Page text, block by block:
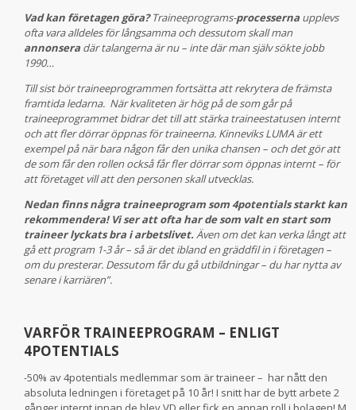
Vad kan företagen göra?Traineeprograms-processerna upplevs
ofta vara alldeles för långsamma och dessutom skall man
annonsera där talangerna är nu – inte där man själv sökte jobb
1990…
Till sist bör traineeprogrammen fortsätta att rekrytera de främsta
framtida ledarna. När kvaliteten är hög på de som går på
traineeprogrammet bidrar det till att stärka traineestatusen internt
och att fler dörrar öppnas för traineerna. Kinneviks LUMA är ett
exempel på när bara någon får den unika chansen – och det gör att
de som får den rollen också får fler dörrar som öppnas internt – för
att företaget vill att den personen skall utvecklas.
Nedan finns några traineeprogram som 4potentials starkt kan
rekommendera! Vi ser att ofta har de som valt en start som
traineer lyckats bra i arbetslivet.Även om det kan verka långt att
gå ett program 1-3 år – så är det ibland en gräddfil in i företagen –
om du presterar. Dessutom får du gå utbildningar – du har nytta av
senare i karriären”.
VARFÖR TRAINEEPROGRAM – ENLIGT
4POTENTIALS
-50% av 4potentials medlemmar som är traineer – har nått den
absoluta ledningen i företaget på 10 år! I snitt har de bytt arbete 2